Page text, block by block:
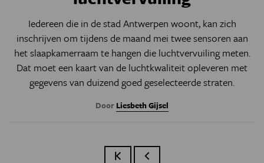
Iedereen die in de stad Antwerpen woont, kan zich
inschrijven om tijdens de maand mei twee sensoren aan
het slaapkamerraam te hangen die luchtvervuiling meten.
Dat moet een kaart van de luchtkwaliteit opleveren met
gegevens van duizend goed geselecteerde straten.
Door Liesbeth Gijsel
Eerste paginaVorige pagina